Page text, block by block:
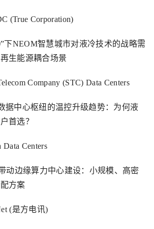
(True Corporation)
”下NEOM智慧城市对液冷技术的战略需
生能源耦合场景
Company (STC) Data Centers
据中心枢纽的温控升级趋势：为何液
首选？
Data Centers
动边缘算力中心建设：小规模、高密
方案
(是方电讯)